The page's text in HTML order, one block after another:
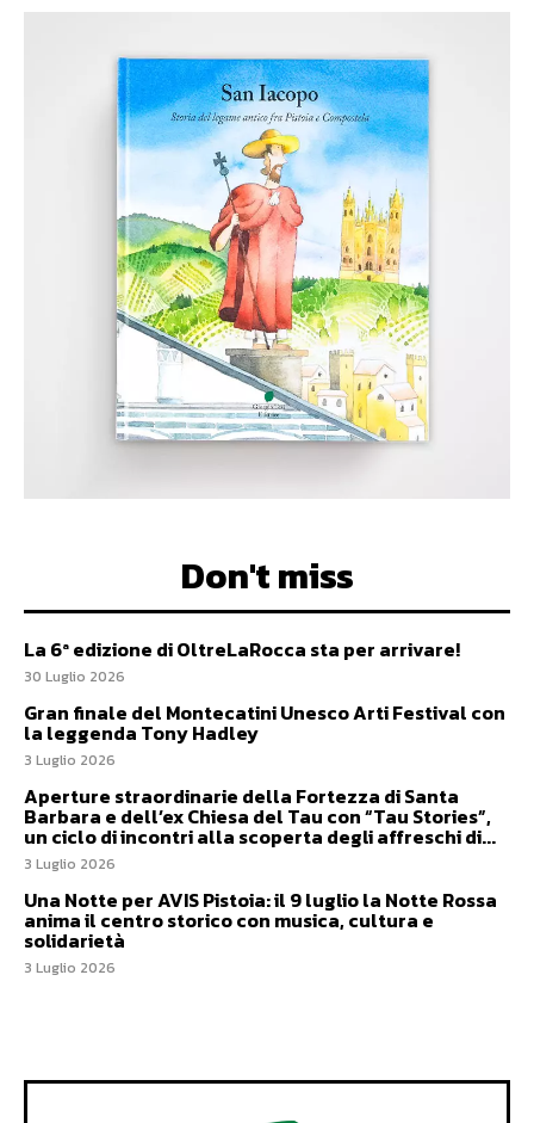
Don't miss
La 6ª edizione di OltreLaRocca sta per arrivare!
30 Luglio 2026
Gran finale del Montecatini Unesco Arti Festival con
la leggenda Tony Hadley
3 Luglio 2026
Aperture straordinarie della Fortezza di Santa
Barbara e dell’ex Chiesa del Tau con “Tau Stories”,
un ciclo di incontri alla scoperta degli affreschi di...
3 Luglio 2026
Una Notte per AVIS Pistoia: il 9 luglio la Notte Rossa
anima il centro storico con musica, cultura e
solidarietà
3 Luglio 2026